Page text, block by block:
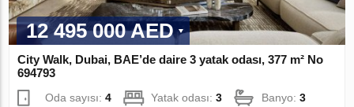
12 495 000 AED
City Walk, Dubai, BAE’de daire 3 yatak odası, 377 m² No
694793
Oda sayısı:4 Yatak odası:3 Banyo:3